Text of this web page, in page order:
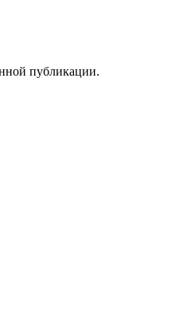
публикации.